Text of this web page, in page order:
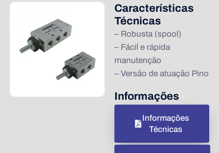
Características
Técnicas
– Robusta (spool)
– Fácil e rápida
manutenção
– Versão de atuação Pino
Informações
Informações
Técnicas